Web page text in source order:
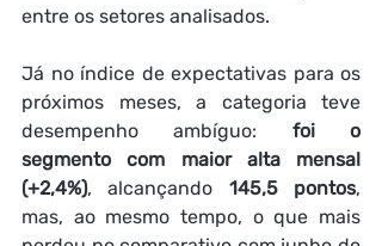
entre os setores analisados.
Já no índice de expectativas para os
próximos meses, a categoria teve
desempenho ambíguo: foi o
segmento com maior alta mensal
(+2,4%), alcançando 145,5 pontos,
mas, ao mesmo tempo, o que mais